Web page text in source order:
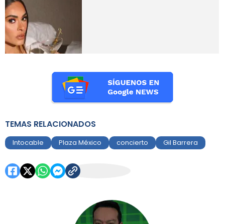
TEMAS RELACIONADOS
Intocable Plaza México concierto Gil Barrera